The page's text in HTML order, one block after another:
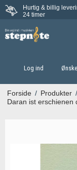
Hurtig & billig
24 timer
Log ind
Forside / Produkter /
Daran ist erschienen